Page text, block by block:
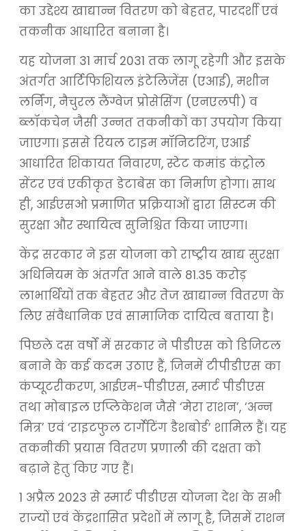
का उद्देश्य खाद्यान्न वितरण को बेहतर, पारदर्शी एवं
तकनीक आधारित बनाना है।
यह योजना 31 मार्च 2031 तक लागू रहेगी और इसके
अंतर्गत आर्टिफिशियल इंटेलिजेंस (एआई), मशीन
लर्निंग, नैचुरल लैंग्वेज प्रोसेसिंग (एनएलपी) व
ब्लॉकचेन जैसी उन्नत तकनीकों का उपयोग किया
जाएगा। इससे रियल टाइम मॉनिटरिंग, एआई
आधारित शिकायत निवारण, स्टेट कमांड कंट्रोल
सेंटर एवं एकीकृत डेटाबेस का निर्माण होगा। साथ
ही, आईएसओ प्रमाणित प्रक्रियाओं द्वारा सिस्टम की
सुरक्षा और स्थायित्व सुनिश्चित किया जाएगा।
केंद्र सरकार ने इस योजना को राष्ट्रीय खाद्य सुरक्षा
अधिनियम के अंतर्गत आने वाले 81.35 करोड़
लाभार्थियों तक बेहतर और तेज खाद्यान्न वितरण के
लिए संवैधानिक एवं सामाजिक दायित्व बताया है।
पिछले दस वर्षों में सरकार ने पीडीएस को डिजिटल
बनाने के कई कदम उठाए हैं, जिनमें टीपीडीएस का
कंप्यूटरीकरण, आईएम-पीडीएस, स्मार्ट पीडीएस
तथा मोबाइल एप्लिकेशन जैसे ‘मेरा राशन’, ‘अन्न
मित्र’ एवं ‘राइटफुल टार्गेटिंग डैशबोर्ड’ शामिल हैं। यह
तकनीकी प्रयास वितरण प्रणाली की दक्षता को
बढ़ाने हेतु किए गए हैं।
1 अप्रैल 2023 से स्मार्ट पीडीएस योजना देश के सभी
राज्यों एवं केंद्रशासित प्रदेशों में लागू है, जिसमें राशन